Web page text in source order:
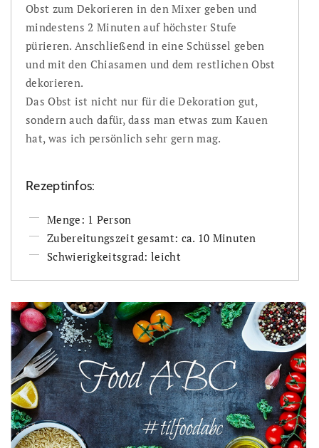
Obst zum Dekorieren in den Mixer geben und
mindestens 2 Minuten auf höchster Stufe
pürieren. Anschließend in eine Schüssel geben
und mit den Chiasamen und dem restlichen Obst
dekorieren.
Das Obst ist nicht nur für die Dekoration gut,
sondern auch dafür, dass man etwas zum Kauen
hat, was ich persönlich sehr gern mag.
Rezeptinfos:
Menge: 1 Person
Zubereitungszeit gesamt: ca. 10 Minuten
Schwierigkeitsgrad: leicht